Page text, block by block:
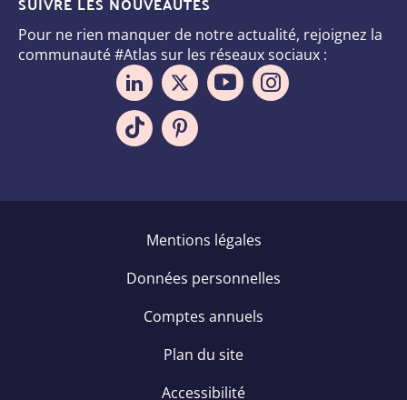
Pour ne rien manquer de notre actualité, rejoignez la
communauté #Atlas sur les réseaux sociaux :
Mentions légales
Données personnelles
Comptes annuels
Plan du site
Accessibilité